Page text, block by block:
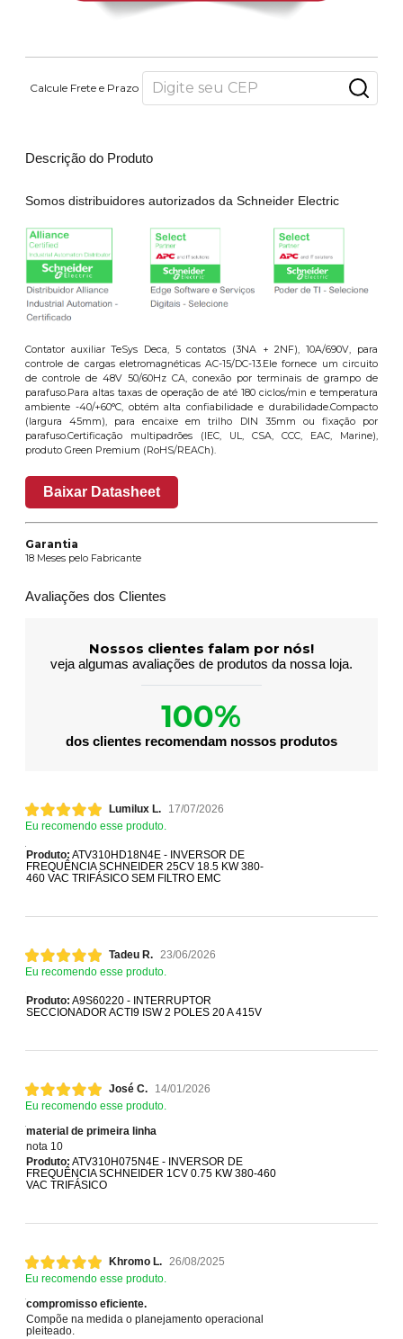
Calcule Frete e Prazo
Descrição do Produto
Somos distribuidores autorizados da Schneider Electric
Contator auxiliar TeSys Deca, 5 contatos (3NA + 2NF), 10A/690V, para
controle de cargas eletromagnéticas AC-15/DC-13.Ele fornece um circuito
de controle de 48V 50/60Hz CA, conexão por terminais de grampo de
parafuso.Para altas taxas de operação de até 180 ciclos/min e temperatura
ambiente -40/+60°C, obtém alta confiabilidade e durabilidade.Compacto
(largura 45mm), para encaixe em trilho DIN 35mm ou fixação por
parafuso.Certificação multipadrões (IEC, UL, CSA, CCC, EAC, Marine),
produto Green Premium (RoHS/REACh).
Baixar Datasheet
Garantia
18 Meses pelo Fabricante
Avaliações dos Clientes
Nossos clientes falam por nós!
veja algumas avaliações de produtos da nossa loja.
100%
dos clientes recomendam nossos produtos
Lumilux L.
17/07/2026
Eu recomendo esse produto.
Produto: ATV310HD18N4E - INVERSOR DE
FREQUÊNCIA SCHNEIDER 25CV 18.5 KW 380-
460 VAC TRIFÁSICO SEM FILTRO EMC
Tadeu R. 23/06/2026
Eu recomendo esse produto.
Produto: A9S60220 - INTERRUPTOR
SECCIONADOR ACTI9 ISW 2 POLES 20 A 415V
José C.
14/01/2026
Eu recomendo esse produto.
material de primeira linha
nota 10
Produto: ATV310H075N4E - INVERSOR DE
FREQUÊNCIA SCHNEIDER 1CV 0.75 KW 380-460
VAC TRIFÁSICO
Khromo L. 26/08/2025
Eu recomendo esse produto.
compromisso eficiente.
Compõe na medida o planejamento operacional
pleiteado.